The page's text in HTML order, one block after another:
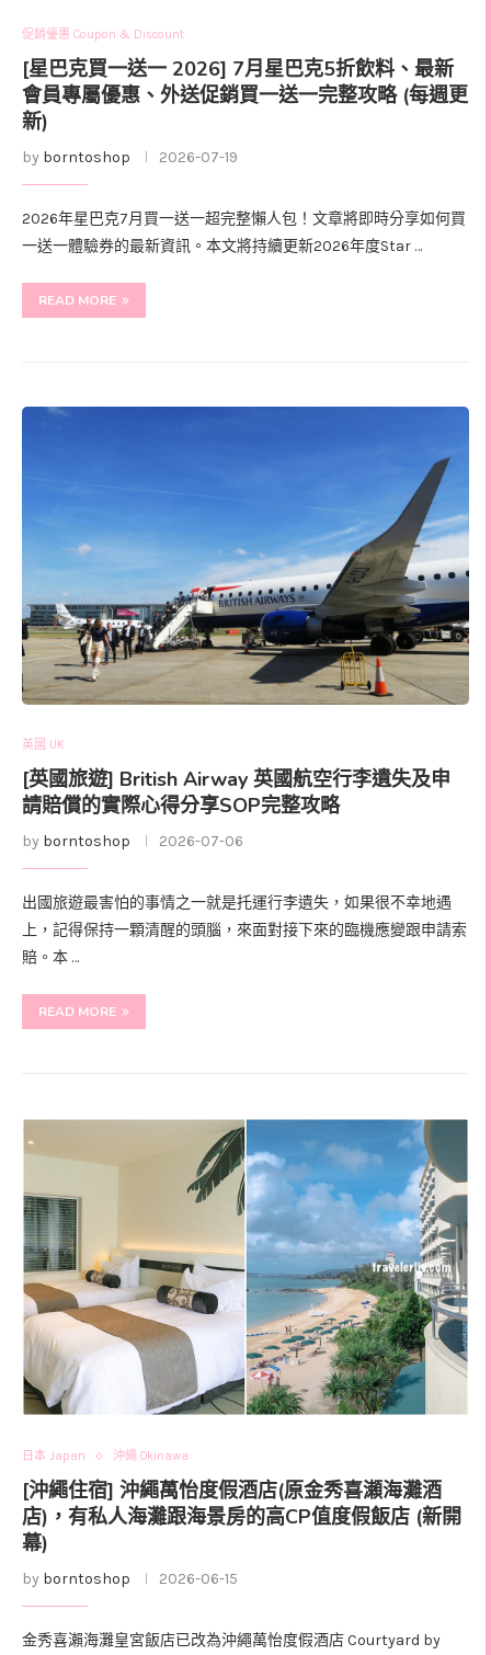
促銷優惠 Coupon & Discount
[星巴克買一送一 2026] 7月星巴克5折飲料、最新
會員專屬優惠、外送促銷買一送一完整攻略 (每週更
新)
by borntoshop 2026-07-19
2026年星巴克7月買一送一超完整懶人包！文章將即時分享如何買
一送一體驗券的最新資訊。本文將持續更新2026年度Star …
READ MORE
英國 UK
[英國旅遊] British Airway 英國航空行李遺失及申
請賠償的實際心得分享SOP完整攻略
by borntoshop 2026-07-06
出國旅遊最害怕的事情之一就是托運行李遺失，如果很不幸地遇
上，記得保持一顆清醒的頭腦，來面對接下來的臨機應變跟申請索
賠。本 …
READ MORE
日本 Japan 沖繩 Okinawa
[沖繩住宿] 沖繩萬怡度假酒店(原金秀喜瀬海灘酒
店)，有私人海灘跟海景房的高CP值度假飯店 (新開
幕)
by borntoshop 2026-06-15
金秀喜瀨海灘皇宮飯店已改為沖繩萬怡度假酒店 Courtyard by